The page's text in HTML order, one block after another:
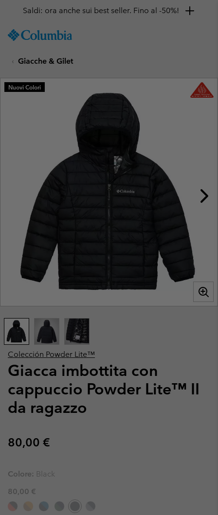
TO
SKIP
MAIN
NAV
Saldi: ora anche sui best seller. Fino al -50%!
Giacche & Gilet
Colección Powder Lite™
Giacca imbottita con
cappuccio Powder Lite™ II
da ragazzo
Regular price:
80,00 €
Nuovi Colori
Colore: Black
80,00 €